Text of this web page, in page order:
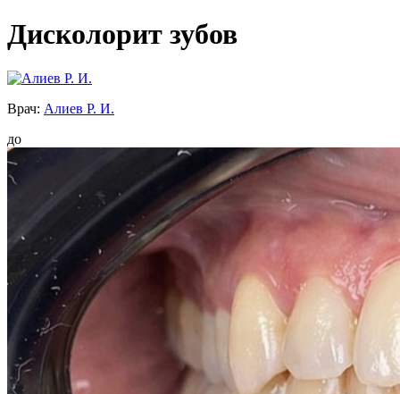
Дисколорит зубов
Врач: Алиев Р. И.
до